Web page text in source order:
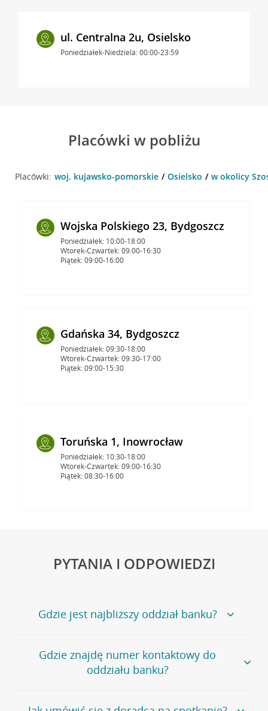
ul. Centralna 2u, Osielsko
Poniedziałek-Niedziela: 00:00-23:59
Placówki w pobliżu
Placówki: woj. kujawsko-pomorskie Osielsko w okolicy
Wojska Polskiego 23, Bydgoszcz
Poniedziałek: 10:00-18:00
Wtorek-Czwartek: 09:00-16:30
Piątek: 09:00-16:00
Gdańska 34, Bydgoszcz
Poniedziałek: 09:30-18:00
Wtorek-Czwartek: 09:30-17:00
Piątek: 09:00-15:30
Toruńska 1, Inowrocław
Poniedziałek: 10:30-18:00
Wtorek-Czwartek: 09:00-16:30
Piątek: 08:30-16:00
PYTANIA I ODPOWIEDZI
Gdzie jest najbliższy oddział banku?
Jeśli szukasz oddziału naszego banku, zapraszamy na
stronęPlacówki i bankomaty, na której znajduje się
wygodna wyszukiwarka.
oddziałów
Gdzie znajdę numer kontaktowy do
oddziału banku?
Bank Credit Agricole nie udostępnia ogólnego numeru